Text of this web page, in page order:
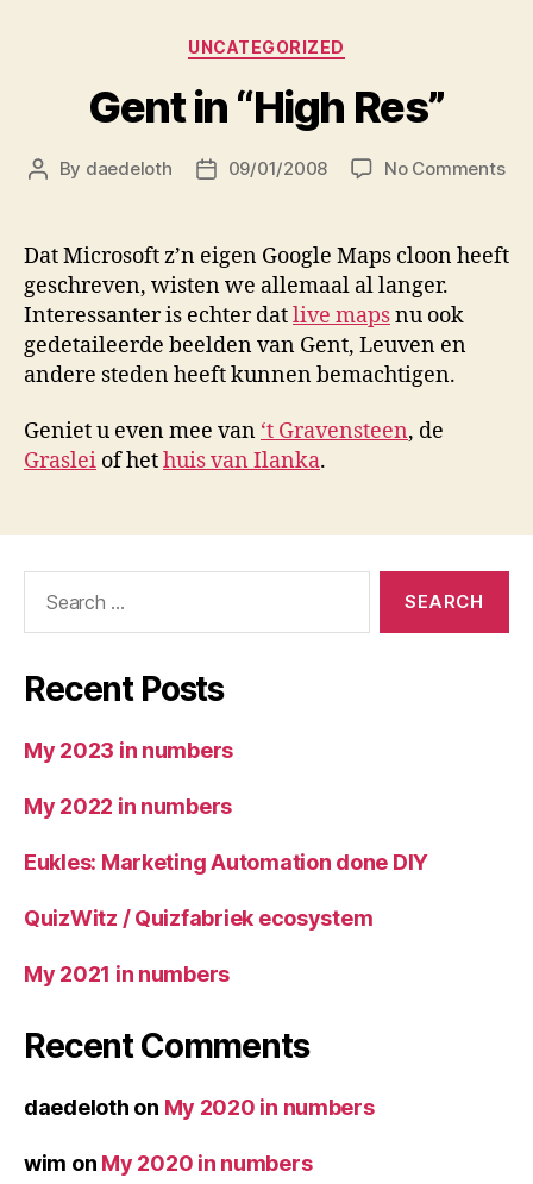
Categories
UNCATEGORIZED
Gent in “High Res”
Post
By daedeloth
Post09/01/2008 No Commentson
Dat Microsoft z’n eigen Google Maps cloon heeft
geschreven, wisten we allemaal al langer.
Interessanter is echter datlive mapsnu ook
gedetaileerde beelden van Gent, Leuven en
andere steden heeft kunnen bemachtigen.
Geniet u even mee van ‘t Gravensteen, de
Graslei of hethuis van Ilanka.
Recent Posts
My 2023 in numbers
My 2022 in numbers
Eukles: Marketing Automation done DIY
QuizWitz / Quizfabriek ecosystem
My 2021 in numbers
Recent Comments
daedeloth on My 2020 in numbers
wim on My 2020 in numbers